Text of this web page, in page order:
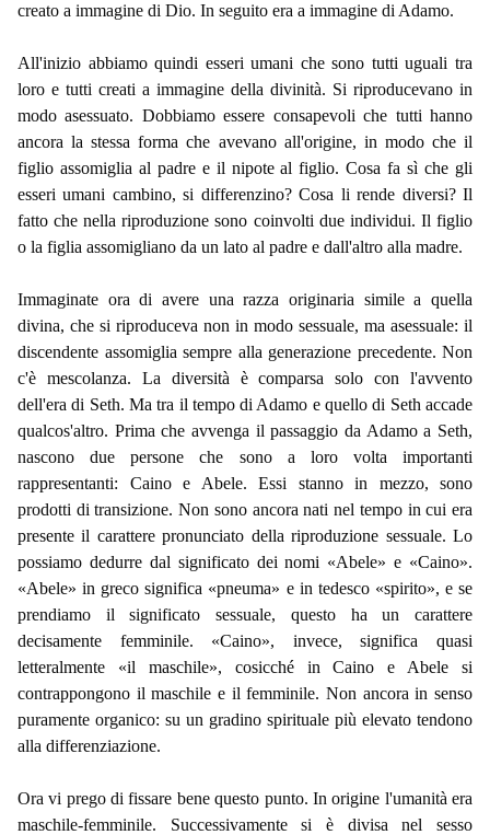
creato a immagine di Dio. In seguito era a immagine di Adamo.
All'inizio abbiamo quindi esseri umani che sono tutti uguali tra
loro e tutti creati a immagine della divinità. Si riproducevano in
modo asessuato. Dobbiamo essere consapevoli che tutti hanno
ancora la stessa forma che avevano all'origine, in modo che il
figlio assomiglia al padre e il nipote al figlio. Cosa fa sì che gli
esseri umani cambino, si differenzino? Cosa li rende diversi? Il
fatto che nella riproduzione sono coinvolti due individui. Il figlio
o la figlia assomigliano da un lato al padre e dall'altro alla madre.
Immaginate ora di avere una razza originaria simile a quella
divina, che si riproduceva non in modo sessuale, ma asessuale: il
discendente assomiglia sempre alla generazione precedente. Non
c'è mescolanza. La diversità è comparsa solo con l'avvento
dell'era di Seth. Ma tra il tempo di Adamo e quello di Seth accade
qualcos'altro. Prima che avvenga il passaggio da Adamo a Seth,
nascono due persone che sono a loro volta importanti
rappresentanti: Caino e Abele. Essi stanno in mezzo, sono
prodotti di transizione. Non sono ancora nati nel tempo in cui era
presente il carattere pronunciato della riproduzione sessuale. Lo
possiamo dedurre dal significato dei nomi «Abele» e «Caino».
«Abele» in greco significa «pneuma» e in tedesco «spirito», e se
prendiamo il significato sessuale, questo ha un carattere
decisamente femminile. «Caino», invece, significa quasi
letteralmente «il maschile», cosicché in Caino e Abele si
contrappongono il maschile e il femminile. Non ancora in senso
puramente organico: su un gradino spirituale più elevato tendono
alla differenziazione.
Ora vi prego di fissare bene questo punto. In origine l'umanità era
maschile-femminile. Successivamente si è divisa nel sesso